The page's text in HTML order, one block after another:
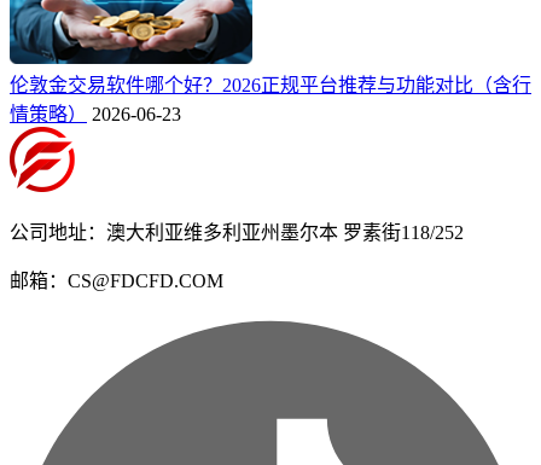
伦敦金交易软件哪个好？2026正规平台推荐与功能对比（含行
情策略）
2026-06-23
公司地址：澳大利亚维多利亚州墨尔本 罗素街118/252
邮箱：CS@FDCFD.COM